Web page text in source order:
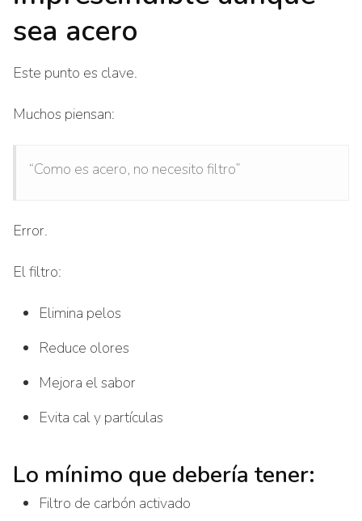
sea acero
Este punto es clave.
Muchos piensan:
“Como es acero, no necesito filtro”
Error.
El filtro:
Elimina pelos
Reduce olores
Mejora el sabor
Evita cal y partículas
Lo mínimo que debería tener:
Filtro de carbón activado